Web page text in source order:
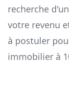
recherche
votre revenu
à postuler
immobilier à